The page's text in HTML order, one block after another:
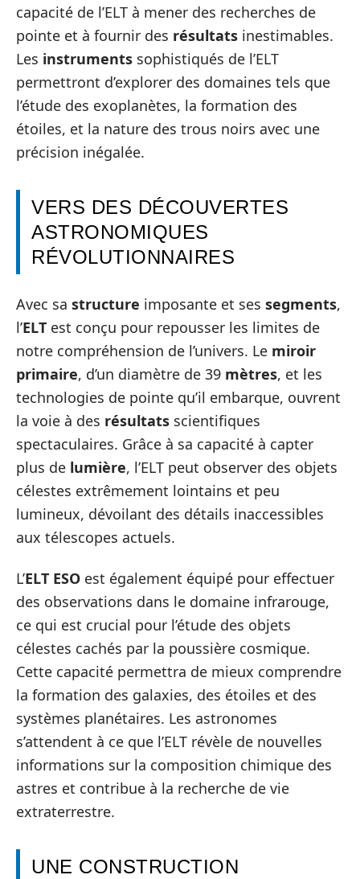
capacité de l’ELT à mener des recherches de
pointe et à fournir des résultats inestimables.
Les instruments sophistiqués de l’ELT
permettront d’explorer des domaines tels que
l’étude des exoplanètes, la formation des
étoiles, et la nature des trous noirs avec une
précision inégalée.
VERS DES DÉCOUVERTES
ASTRONOMIQUES
RÉVOLUTIONNAIRES
Avec sa structure imposante et ses segments,
l’ELT est conçu pour repousser les limites de
notre compréhension de l’univers. Le miroir
primaire, d’un diamètre de 39 mètres, et les
technologies de pointe qu’il embarque, ouvrent
la voie à des résultats scientifiques
spectaculaires. Grâce à sa capacité à capter
plus de lumière, l’ELT peut observer des objets
célestes extrêmement lointains et peu
lumineux, dévoilant des détails inaccessibles
aux télescopes actuels.
L’ELT ESO est également équipé pour effectuer
des observations dans le domaine infrarouge,
ce qui est crucial pour l’étude des objets
célestes cachés par la poussière cosmique.
Cette capacité permettra de mieux comprendre
la formation des galaxies, des étoiles et des
systèmes planétaires. Les astronomes
s’attendent à ce que l’ELT révèle de nouvelles
informations sur la composition chimique des
astres et contribue à la recherche de vie
extraterrestre.
UNE CONSTRUCTION